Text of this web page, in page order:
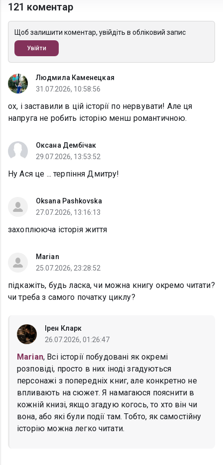
121 коментар
Щоб залишити коментар, увійдіть в обліковий запис
Увійти
Людмила Каменецкая
31.07.2026, 10:58:56
ох, і заставили в цій історії по нервувати! Але ця
напруга не робить історію менш романтичною.
Оксана Дембічак
29.07.2026, 13:53:52
Ну Ася це ... терпіння Дмитру!
Oksana Pashkovska
27.07.2026, 13:16:13
захоплююча історія життя
Marian
25.07.2026, 23:28:52
підкажіть, будь ласка, чи можна книгу окремо читати?
чи треба з самого початку циклу?
Ірен Кларк
26.07.2026, 01:26:47
Marian, Всі історії побудовані як окремі
розповіді, просто в них іноді згадуються
персонажі з попередніх книг, але конкретно не
впливають на сюжет. Я намагаюся пояснити в
кожній книзі, якщо згадую когось, то хто він чи
вона, або які були події там. Тобто, як самостійну
історію можна легко читати.